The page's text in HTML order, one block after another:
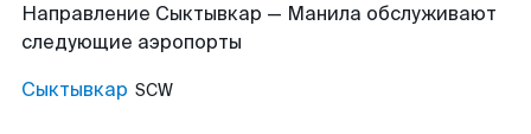
Направление Сыктывкар — Манила обслуживают
следующие аэропорты
Сыктывкар SCW